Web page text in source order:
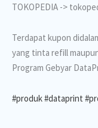
TOKOPEDIA ->
Terdapat kupon
yang tinta refill
Program Gebyar
#produk#dataprint